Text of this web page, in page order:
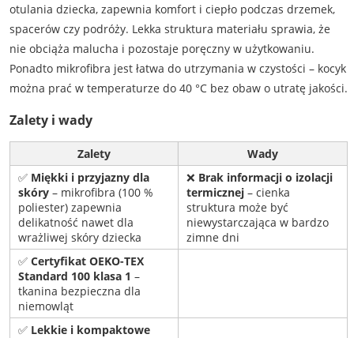
otulania dziecka, zapewnia komfort i ciepło podczas drzemek,
spacerów czy podróży. Lekka struktura materiału sprawia, że
nie obciąża malucha i pozostaje poręczny w użytkowaniu.
Ponadto mikrofibra jest łatwa do utrzymania w czystości – kocyk
można prać w temperaturze do 40 °C bez obaw o utratę jakości.
Zalety i wady
Zalety
Wady
✅ Miękki i przyjazny dla
skóry– mikrofibra (100 %
poliester) zapewnia
delikatność nawet dla
wrażliwej skóry dziecka
❌ Brak informacji o izolacji
termicznej– cienka
struktura może być
niewystarczająca w bardzo
zimne dni
✅ Certyfikat OEKO-TEX
Standard 100 klasa 1 –
tkanina bezpieczna dla
niemowląt
✅ Lekkie i kompaktowe